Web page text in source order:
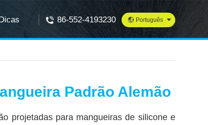
86-552-4193230 Português
English
Português
Español
Padrão Alemão
projetadas para mangueiras de silicone e